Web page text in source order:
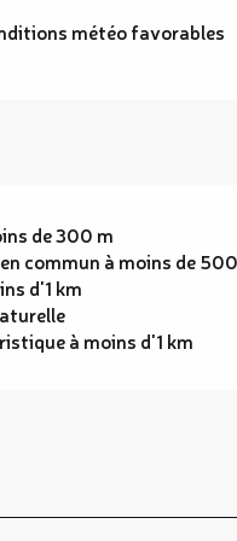
météo favorables
de 300 m
commun à moins de
d'1 km
à moins d'1 km